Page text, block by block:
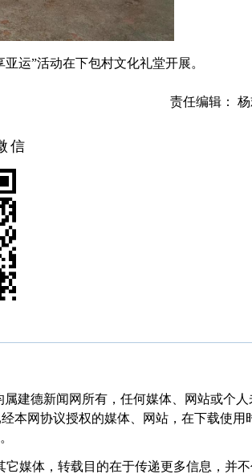
运”活动在下包村文化礼堂开展。
责任编辑： 杨
信
建德新闻网所有，任何媒体、网站或个人
本网协议授权的媒体、网站，在下载使用
媒体，转载目的在于传递更多信息，并